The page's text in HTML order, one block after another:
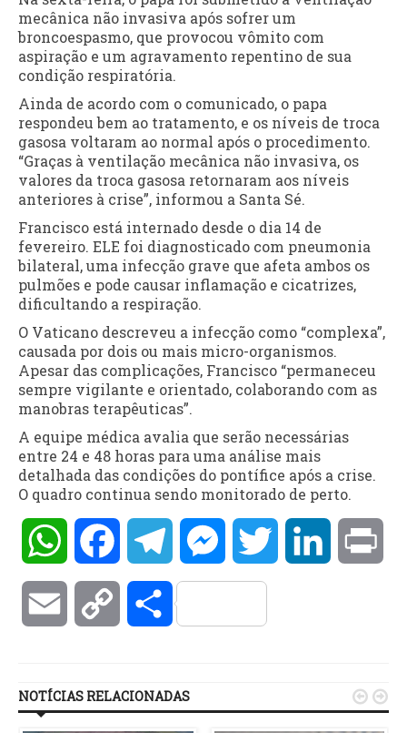
mecânica não invasiva após sofrer um
broncoespasmo, que provocou vômito com
aspiração e um agravamento repentino de sua
condição respiratória.
Ainda de acordo com o comunicado, o papa
respondeu bem ao tratamento, e os níveis de troca
gasosa voltaram ao normal após o procedimento.
“Graças à ventilação mecânica não invasiva, os
valores da troca gasosa retornaram aos níveis
anteriores à crise”, informou a Santa Sé.
Francisco está internado desde o dia 14 de
fevereiro. ELE foi diagnosticado com pneumonia
bilateral, uma infecção grave que afeta ambos os
pulmões e pode causar inflamação e cicatrizes,
dificultando a respiração.
O Vaticano descreveu a infecção como “complexa”,
causada por dois ou mais micro-organismos.
Apesar das complicações, Francisco “permaneceu
sempre vigilante e orientado, colaborando com as
manobras terapêuticas”.
A equipe médica avalia que serão necessárias
entre 24 e 48 horas para uma análise mais
detalhada das condições do pontífice após a crise.
O quadro continua sendo monitorado de perto.
WhatsAppFacebookTelegramMessengerTwitter LinkedIn
Email Copy Compartilhar
NOTÍCIAS RELACIONADAS  